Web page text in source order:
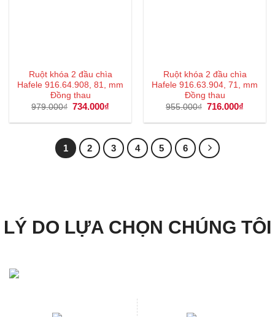
Ruột khóa 2 đầu chìa
Hafele 916.64.908, 81, mm
Đồng thau
979.000₫ Giá
là:
734.000₫
tại
734.000₫.
Ruột khóa 2 đầu chìa
Hafele 916.63.904, 71, mm
Đồng thau
955.000₫ Giá
là:
716.000₫
tại
1 2 3 4 5 6
LÝ DO LỰA CHỌN CHÚNG TÔI